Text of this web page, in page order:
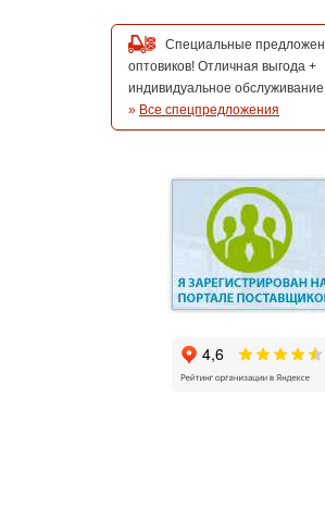
Специальные
оптовиков! Отличная выгода +
индивидуальное обслуживание
» Все спецпредложения